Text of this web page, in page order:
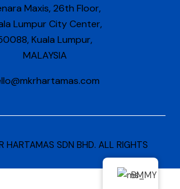
Maxis, 26th Floor,
Lumpur City Center,
Kuala Lumpur,
MALAYSIA
HARTAMAS SDN BHD. ALL RIGHTS
BM